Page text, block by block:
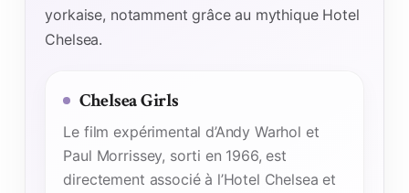
yorkaise, notamment grâce au mythique Hotel
Chelsea.
Chelsea Girls
Le film expérimental d’Andy Warhol et
Paul Morrissey, sorti en 1966, est
directement associé à l’Hotel Chelsea et